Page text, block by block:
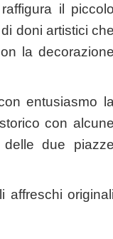
il piccolo
doni artistici che
la decorazione
entusiasmo la
con alcune
due piazze
affreschi originali